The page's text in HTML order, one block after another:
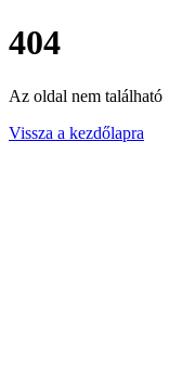
404
Az oldal nem található
Vissza a kezdőlapra